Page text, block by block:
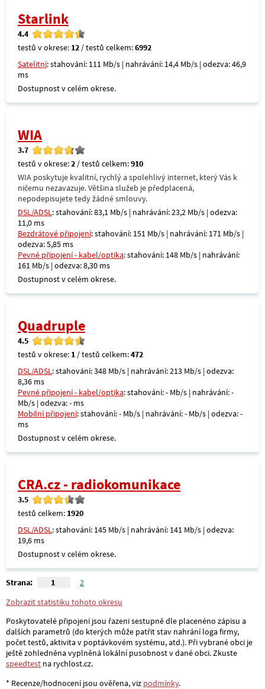
Starlink
4.4
testů v okrese: 12 / testů celkem:6992
Satelitní: stahování: 111 Mb/s | nahrávání: 14,4 Mb/s | odezva: 46,9
ms
Dostupnost v celém okrese.
WIA
3.7
testů v okrese:2 / testů celkem:910
WIA poskytuje kvalitní, rychlý a spolehlivý internet, který Vás k
ničemu nezavazuje. Většina služeb je předplacená,
nepodepisujete tedy žádné smlouvy.
DSL/ADSL: stahování: 83,1 Mb/s | nahrávání: 23,2 Mb/s | odezva:
11,0 ms
Bezdrátové připojení: stahování: 151 Mb/s | nahrávání: 171 Mb/s |
odezva: 5,85 ms
Pevné připojení - kabel/optika: stahování: 148 Mb/s | nahrávání:
161 Mb/s | odezva: 8,30 ms
Dostupnost v celém okrese.
Quadruple
4.5
testů v okrese: 1 / testů celkem:472
DSL/ADSL: stahování: 348 Mb/s | nahrávání: 213 Mb/s | odezva:
8,36 ms
Pevné připojení - kabel/optika: stahování: - Mb/s | nahrávání: -
Mb/s | odezva: - ms
Mobilní připojení: stahování: - Mb/s | nahrávání: - Mb/s | odezva: -
ms
Dostupnost v celém okrese.
CRA.cz - radiokomunikace
3.5
testů celkem: 1920
DSL/ADSL: stahování: 145 Mb/s | nahrávání: 141 Mb/s | odezva:
19,6 ms
Dostupnost v celém okrese.
Strana: 1
2
Zobrazit statistiku tohoto okresu
Poskytovatelé připojení jsou řazeni sestupně dle placenéno zápisu a
dalších parametrů (do kterých může patřit stav nahrání loga firmy,
počet testů, aktivita v poptávkovém systému, atd.). Při vybrané obci je
ještě zohledněna vyplněná lokální pusobnost v dané obci. Zkuste
speedtest na rychlost.cz.
* Recenze/hodnocení jsou ověřena, viz podmínky.